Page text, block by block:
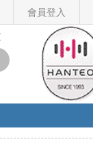
會員登入